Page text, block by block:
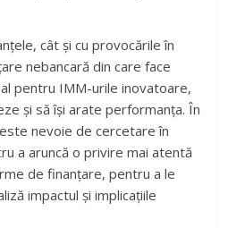
cât și cu provocările în
nebancară din care face
pentru IMM-urile inovatoare,
și să își arate performanța. În
nevoie de cercetare în
a aruncă o privire mai atentă
de finanțare, pentru a le
impactul și implicațiile